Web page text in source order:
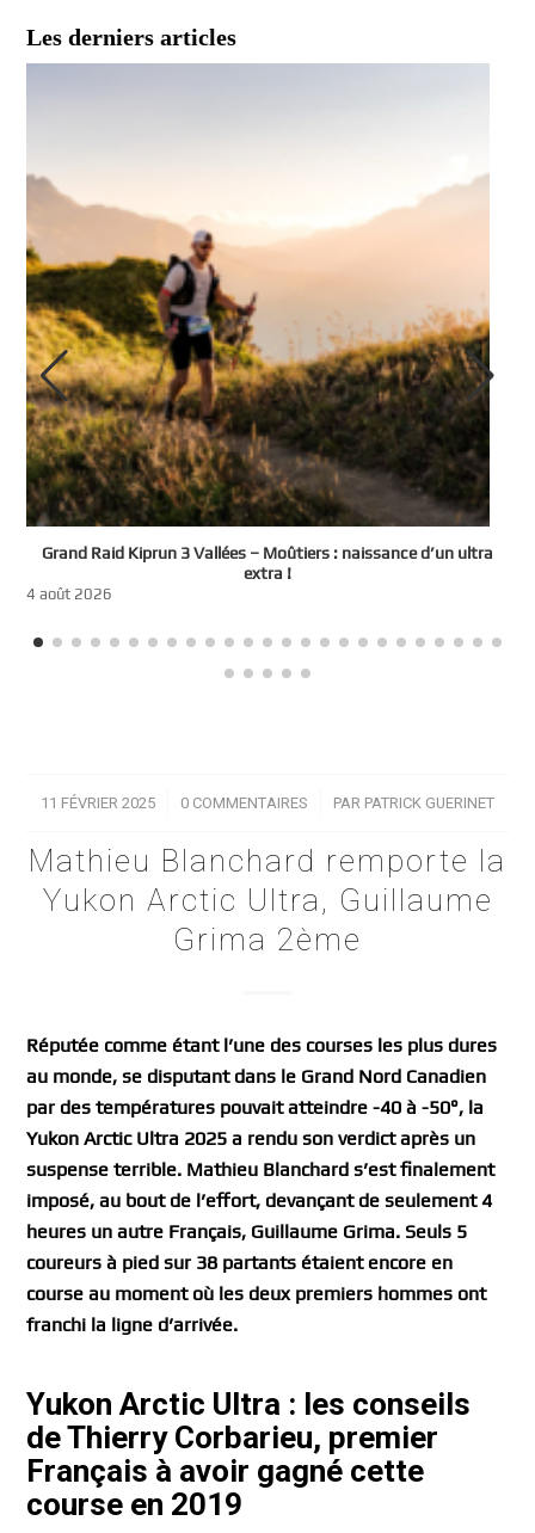
Les derniers articles
Grand Raid Kiprun 3 Vallées – Moûtiers : naissance d’un ultra
extra !
4 août 2026
11 FÉVRIER 2025
/ 0 COMMENTAIRES
/ PAR PATRICK GUERINET
Mathieu Blanchard remporte la
Yukon Arctic Ultra, Guillaume
Grima 2ème
Réputée comme étant l’une des courses les plus dures
au monde, se disputant dans le Grand Nord Canadien
par des températures pouvait atteindre -40 à -50°, la
Yukon Arctic Ultra 2025 a rendu son verdict après un
suspense terrible. Mathieu Blanchard s’est finalement
imposé, au bout de l’effort, devançant de seulement 4
heures un autre Français, Guillaume Grima. Seuls 5
coureurs à pied sur 38 partants étaient encore en
course au moment où les deux premiers hommes ont
franchi la ligne d’arrivée.
Yukon Arctic Ultra : les conseils
de Thierry Corbarieu, premier
Français à avoir gagné cette
course en 2019